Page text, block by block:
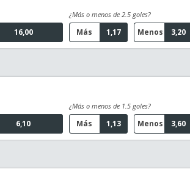
16,00
¿Más o menos de 2.5 goles?
1,17
Más 3,20
Menos
6,10
¿Más o menos de 1.5 goles?
1,13
Más 3,60
Menos